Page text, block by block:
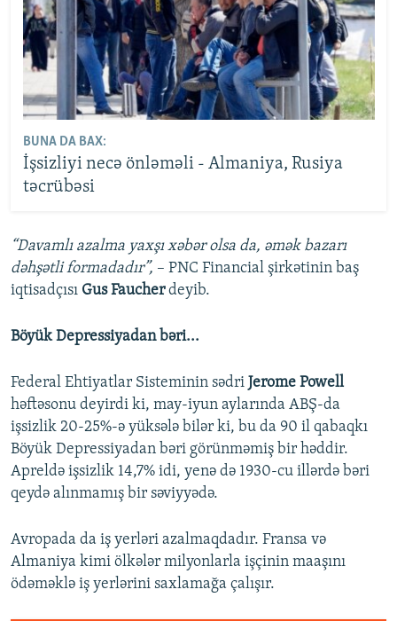
BUNA DA BAX:
İşsizliyi necə önləməli - Almaniya, Rusiya
təcrübəsi
“Davamlı azalma yaxşı xəbər olsa da, əmək bazarı
dəhşətli formadadır”, – PNC Financial şirkətinin baş
iqtisadçısı Gus Faucherdeyib.
Böyük Depressiyadan bəri...
Federal Ehtiyatlar Sisteminin sədri Jerome Powell
həftəsonu deyirdi ki, may-iyun aylarında ABŞ-da
işsizlik 20-25%-ə yüksələ bilər ki, bu da 90 il qabaqkı
Böyük Depressiyadan bəri görünməmiş bir həddir.
Apreldə işsizlik 14,7% idi, yenə də 1930-cu illərdə bəri
qeydə alınmamış bir səviyyədə.
Avropada da iş yerləri azalmaqdadır. Fransa və
Almaniya kimi ölkələr milyonlarla işçinin maaşını
ödəməklə iş yerlərini saxlamağa çalışır.